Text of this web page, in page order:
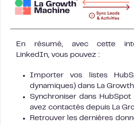
En résumé, avec cette
LinkedIn, vous pouvez :
Importer vos listes
dynamiques) dans La
Synchroniser dans
avez contactés depuis La
Retrouver les dernières